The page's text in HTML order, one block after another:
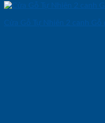
Cửa Gỗ Tự Nhiên 2 canh Gỗ